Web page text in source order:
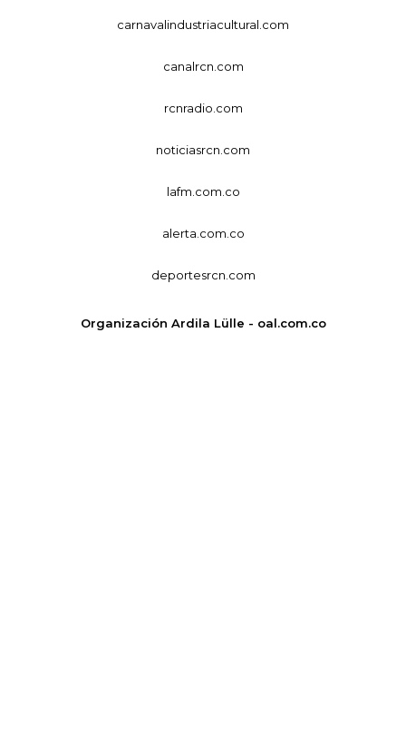
carnavalindustriacultural.com
canalrcn.com
rcnradio.com
noticiasrcn.com
lafm.com.co
alerta.com.co
deportesrcn.com
Organización Ardila Lülle - oal.com.co